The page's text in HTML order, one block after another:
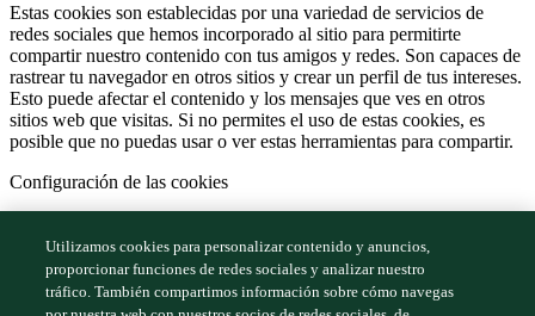
Estas cookies son establecidas por una variedad de servicios de
redes sociales que hemos incorporado al sitio para permitirte
compartir nuestro contenido con tus amigos y redes. Son capaces de
rastrear tu navegador en otros sitios y crear un perfil de tus intereses.
Esto puede afectar el contenido y los mensajes que ves en otros
sitios web que visitas. Si no permites el uso de estas cookies, es
posible que no puedas usar o ver estas herramientas para compartir.
Configuración de las cookies
© Copyright 2026
Términos de uso
Utilizamos cookies para personalizar contenido y anuncios,
proporcionar funciones de redes sociales y analizar nuestro
tráfico. También compartimos información sobre cómo navegas